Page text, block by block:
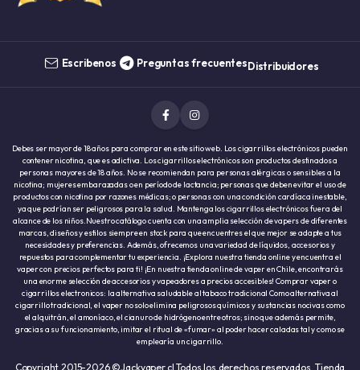
Escribenos Preguntas frecuentesDistribuidores
Debes ser mayor de 18 años para comprar en este sitio web. Los cigarrillos electrónicos pueden
contener nicotina, que es adictiva. Los cigarrillos electrónicos son productos destinados a
personas mayores de 18 años. No se recomiendan para personas alérgicas o sensibles a la
nicotina; mujeres embarazadas o en período de lactancia; personas que deben evitar el uso de
productos con nicotina por razones médicas; o personas con una condición cardíaca inestable,
ya que podrían ser peligrosos para la salud. Mantenga los cigarrillos electrónicos fuera del
alcance de los niños.Nuestro catálogo cuenta con una amplia selección de vapers de diferentes
marcas, diseños y estilos siempre en stock para que encuentres el que mejor se adapte a tus
necesidades y preferencias. Además, ofrecemos una variedad de líquidos, accesorios y
repuestos para complementar tu experiencia. ¡Explora nuestra tienda online y encuentra el
vaper con precios perfectos para ti! ¡En nuestra tienda online de vaper en Chile, encontrarás
una enorme selección de accesorios y vapeadores a precios accesibles! Comprar vaper o
cigarrillos electronicos: la alternativa saludable al tabaco tradicional Como alternativa al
cigarrillo tradicional, el vaper no solo elimina peligrosos químicos y sustancias nocivas como
el alquitrán, el amoníaco, el cianuro de hidrógeno entre otros; sino que además permite,
gracias a su funcionamiento, imitar el ritual de «fumar» al poder hacer caladas tal y como se
emplearía un cigarrillo.
Copyright 2015-2026 ©Jackvaper.cl Todos los derechos reservados. Tienda